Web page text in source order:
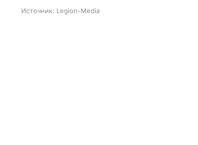
Источник: Legion-Media